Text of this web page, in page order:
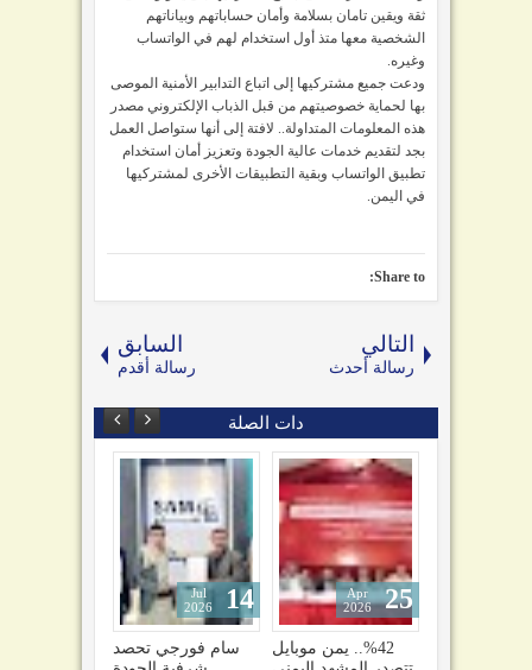
ثقة ويقين تامان بسلامة وأمان حساباتهم وبياناتهم
الشخصية معها متذ أول استخدام لهم في الواتساب
وغيره.
ودعت جميع مشتركيها إلى اتباع التدابير الأمنية الموصى
بها لحماية خصوصيتهم من قبل الذباب الإلكتروني مصدر
هذه المعلومات المتداولة.. لافتة إلى أنها ستواصل العمل
بجد لتقديم خدمات عالية الجودة وتعزيز أمان استخدام
تطبيق الواتساب وبقية التطبيقات الأخرى لمشتركيها
في اليمن.
Share to:
التالي
رسالة أحدث
السابق
رسالة أقدم
دات الصلة
سام فورجي
14
%42.. يمن موبايل
25
Apr
2026
الاتصالات اليمنية تنفي
Nov
2025